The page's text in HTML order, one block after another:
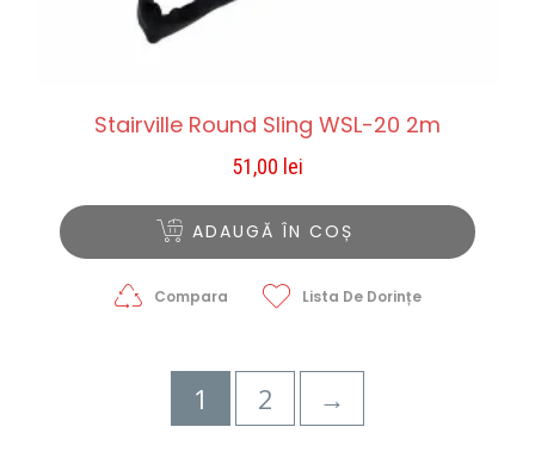
Stairville Round Sling WSL-20 2m
51,00 lei
ADAUGĂ ÎN COȘ
Compara Lista De Dorințe
1 2 →